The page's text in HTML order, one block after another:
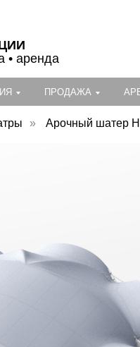
• аренда
ПРОДАЖА
» Арочный шатер